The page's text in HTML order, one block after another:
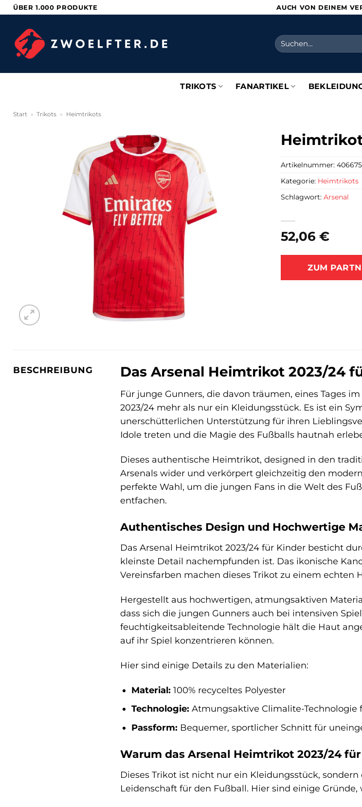
Zum
springen
ÜBER 1.000 PRODUKTE AUCH VON DEINEM
Suchen
nach:
TRIKOTS FANARTIKEL
Start » Trikots » Heimtrikots
52,06 €
ZUM
Artikelnummer:
Kategorie: Heimtrikots
Schlagwort: Arsenal
BESCHREIBUNG Das Arsenal Heimtrikot 2023/24
Für junge Gunners, die davon träumen, eines Tages
2023/24 mehr als nur ein Kleidungsstück. Es ist ein
unerschütterlichen Unterstützung für ihren
Idole treten und die Magie des Fußballs hautnah
Dieses authentische Heimtrikot, designed in den
Arsenals wider und verkörpert gleichzeitig den
perfekte Wahl, um die jungen Fans in die Welt des
entfachen.
Authentisches Design und Hochwertige
Das Arsenal Heimtrikot 2023/24 für Kinder besticht
kleinste Detail nachempfunden ist. Das ikonische
Vereinsfarben machen dieses Trikot zu einem echten
Hergestellt aus hochwertigen, atmungsaktiven
dass sich die jungen Gunners auch bei intensiven
feuchtigkeitsableitende Technologie hält die Haut
auf ihr Spiel konzentrieren können.
Hier sind einige Details zu den Materialien:
Material: 100% recyceltes Polyester
Technologie: Atmungsaktive Climalite-
Passform: Bequemer, sportlicher Schnitt für
Warum das Arsenal Heimtrikot 2023/24
Dieses Trikot ist nicht nur ein Kleidungsstück,
Leidenschaft für den Fußball. Hier sind einige